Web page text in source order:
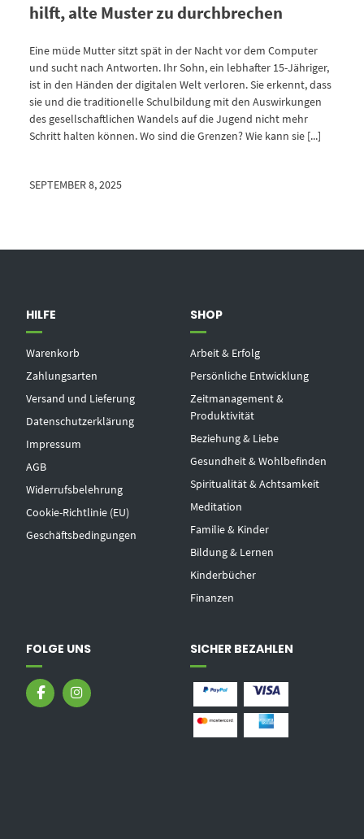
hilft, alte Muster zu durchbrechen
Eine müde Mutter sitzt spät in der Nacht vor dem Computer
und sucht nach Antworten. Ihr Sohn, ein lebhafter 15-Jähriger,
ist in den Händen der digitalen Welt verloren. Sie erkennt, dass
sie und die traditionelle Schulbildung mit den Auswirkungen
des gesellschaftlichen Wandels auf die Jugend nicht mehr
Schritt halten können. Wo sind die Grenzen? Wie kann sie [...]
SEPTEMBER 8, 2025
HILFE
Warenkorb
Zahlungsarten
Versand und Lieferung
Datenschutzerklärung
Impressum
AGB
Widerrufsbelehrung
Cookie-Richtlinie (EU)
Geschäftsbedingungen
SHOP
Arbeit & Erfolg
Persönliche Entwicklung
Zeitmanagement &
Produktivität
Beziehung & Liebe
Gesundheit & Wohlbefinden
Spiritualität & Achtsamkeit
Meditation
Familie & Kinder
Bildung & Lernen
Kinderbücher
Finanzen
FOLGE UNS SICHER BEZAHLEN